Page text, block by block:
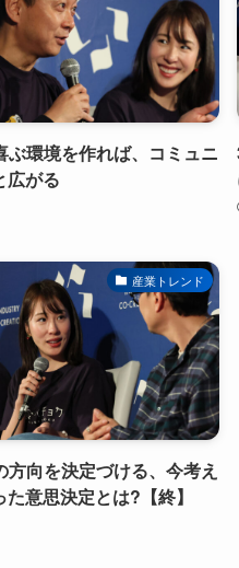
ぶ環境を作れば、コミュニ
広がる
産業トレンド
方向を決定づける、今考え
意思決定とは?【終】